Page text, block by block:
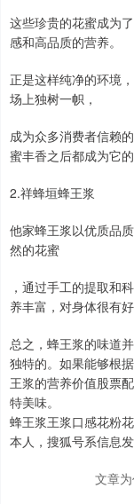
这些珍贵的花蜜成为
感和高品质的营养。
正是这样纯净的环境
场上独树一帜，
成为众多消费者信赖
蜜丰香之后都成为它的
2.祥蜂垣蜂王浆
他家蜂王浆以优质品
然的花蜜
，通过手工的提取和
养丰富，对身体很有
总之，蜂王浆的味道
独特的。如果能够根
王浆的营养价值股票
特美味。
蜂王浆王浆口感花粉
本人，搜狐号系信息
文章